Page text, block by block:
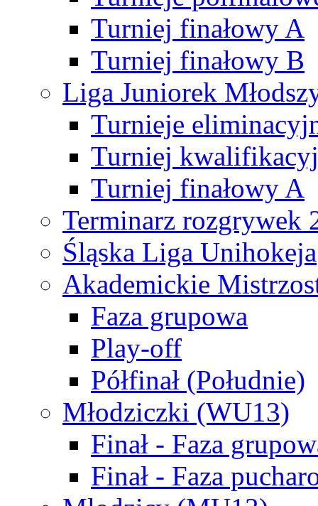
Turniej finałowy A
Turniej finałowy B
Liga Juniorek
Turnieje
Turniej
Turniej finałowy A
Terminarz rozgrywek
Śląska Liga Unihokeja
Akademickie
Faza grupowa
Play-off
Półfinał (Południe)
Młodziczki (WU13)
Finał - Faza
Finał - Faza